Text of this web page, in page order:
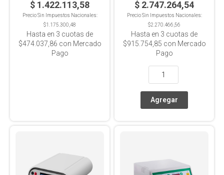
$ 1.422.113,58
Precio Sin Impuestos Nacionales:
$1.175.300,48
Hasta en 3 cuotas de
$474.037,86 con Mercado
Pago
$ 2.747.264,54
Precio Sin Impuestos Nacionales:
$2.270.466,56
Hasta en 3 cuotas de
$915.754,85 con Mercado
Pago